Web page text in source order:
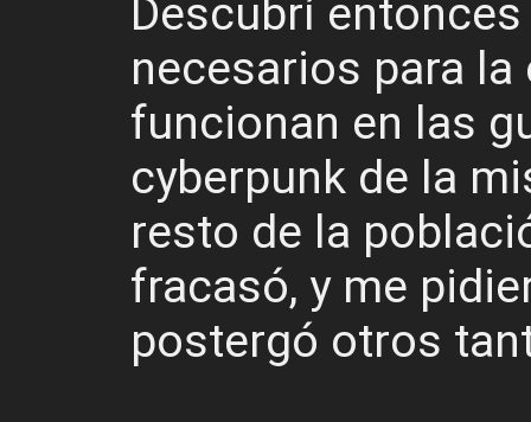
Descubrí
necesarios para
funcionan en las
cyberpunk de la
resto de la
fracasó, y me
postergó otros